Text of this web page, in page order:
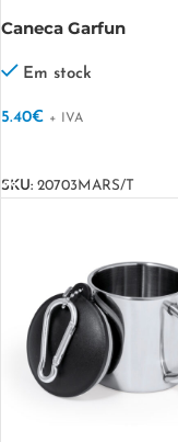
Caneca Garfun
Em stock
5.40€ + IVA
SKU: 20703MARS/T